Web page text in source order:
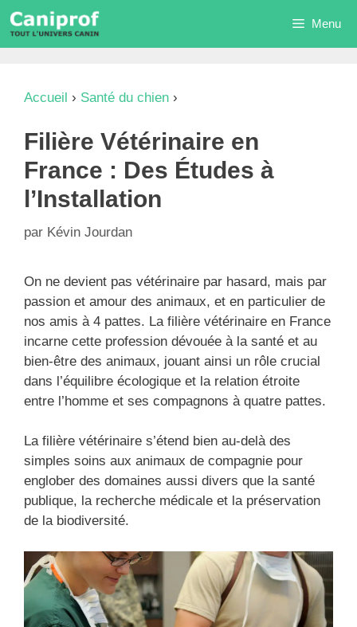
Aller
au
contenu
Menu
Accueil › Santé du chien ›
Filière Vétérinaire en
France : Des Études à
l’Installation
par Kévin Jourdan
On ne devient pas vétérinaire par hasard, mais par
passion et amour des animaux, et en particulier de
nos amis à 4 pattes. La filière vétérinaire en France
incarne cette profession dévouée à la santé et au
bien-être des animaux, jouant ainsi un rôle crucial
dans l’équilibre écologique et la relation étroite
entre l’homme et ses compagnons à quatre pattes.
La filière vétérinaire s’étend bien au-delà des
simples soins aux animaux de compagnie pour
englober des domaines aussi divers que la santé
publique, la recherche médicale et la préservation
de la biodiversité.